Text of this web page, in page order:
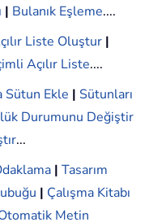
| Bulanık Eşleme....
Liste Oluştur |
Açılır Liste....
Sütun Ekle | Sütunları
Durumunu Değiştir
...
| Tasarım
| Çalışma Kitabı
Metin